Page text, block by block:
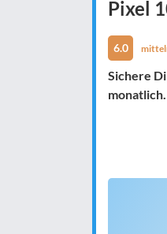
Pixel
6.0
Sichere